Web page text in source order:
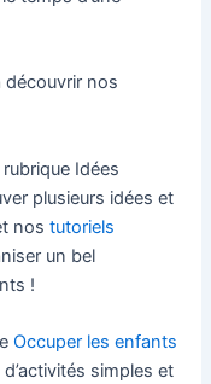
découvrir nos
Idées
plusieurs idées et
nostutoriels
un bel
!
Occuper les enfants
simples et